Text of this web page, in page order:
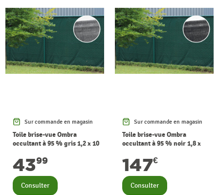
Sur commande en magasin
Toile brise-vue Ombra
occultant à 95 % gris 1,2 x 10
4399
Consulter
Sur commande en magasin
Toile brise-vue Ombra
occultant à 95 % noir 1,8 x
147€
Consulter